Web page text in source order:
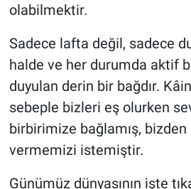
olabilmektir.
Sadece lafta değil, sadece
halde ve her durumda aktif
duyulan derin bir bağdır.
sebeple bizleri eş olurken
birbirimize bağlamış,
vermemizi istemiştir.
Günümüz dünyasının işte